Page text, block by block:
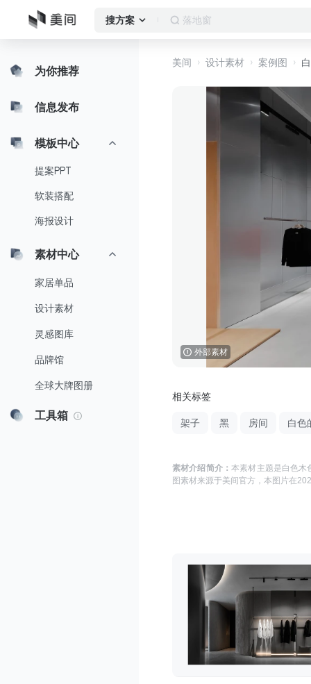
搜方案 落地窗
为你推荐
信息发布
模板中心
提案PPT
软装搭配
海报设计
素材中心
家居单品
设计素材
灵感图库
品牌馆
全球大牌图册
工具箱
美间 设计素材 案例图
外部素材
相关标签
架子 黑 房间 白色
素材介绍简介：本素材主题是白色木
图 素材来源于美间官方 ，本图片在